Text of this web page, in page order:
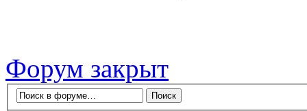
Форум закрыт